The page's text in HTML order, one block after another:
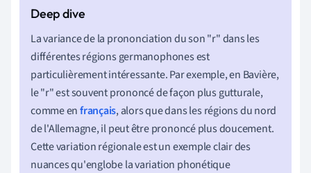
La variance de la prononciation du son "r" dans les
différentes régions germanophones est
particulièrement intéressante. Par exemple, en Bavière,
le "r" est souvent prononcé de façon plus gutturale,
comme enfrançais, alors que dans les régions du nord
de l'Allemagne, il peut être prononcé plus doucement.
Cette variation régionale est un exemple clair des
nuances qu'englobe la variation phonétique